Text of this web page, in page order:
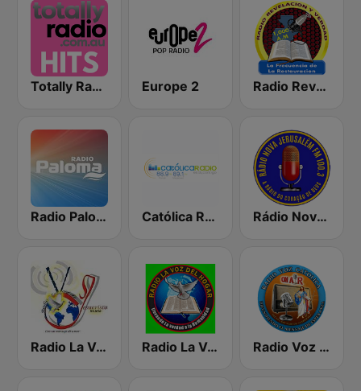
Totally Radio Hits Europe 2 Radio Revelacion y Verdad
Radio Paloma Católica Radio Rádio Nova Jerusalém FM 100.3
Radio La Voz de Jesucristo Radio La Voz Del Hogar Radio Voz Catolica Tacana